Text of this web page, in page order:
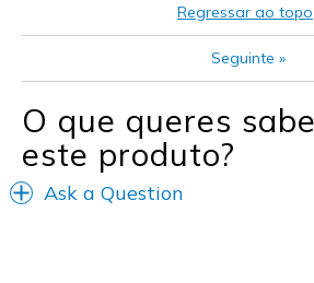
Regressar ao topo
Seguinte »
O que queres
este produto?
Ask a Question